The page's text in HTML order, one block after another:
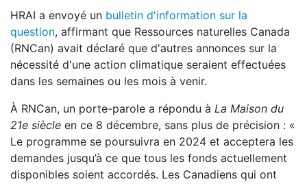
HRAI a envoyé un bulletin d'information sur la
question, affirmant que Ressources naturelles Canada
(RNCan) avait déclaré que d'autres annonces sur la
nécessité d'une action climatique seraient effectuées
dans les semaines ou les mois à venir.
À RNCan, un porte-parole a répondu à La Maison du
21e siècle en ce 8 décembre, sans plus de précision : «
Le programme se poursuivra en 2024 et acceptera les
demandes jusqu’à ce que tous les fonds actuellement
disponibles soient accordés. Les Canadiens qui ont